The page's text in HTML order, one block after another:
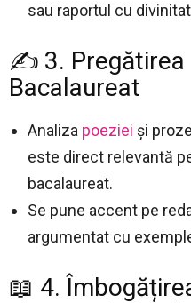
sau raportul cu
✍️ 3. Pregătirea
Bacalaureat
Analiza poeziei și
este direct relevantă
bacalaureat.
Se pune accent pe
argumentat cu
📖 4.